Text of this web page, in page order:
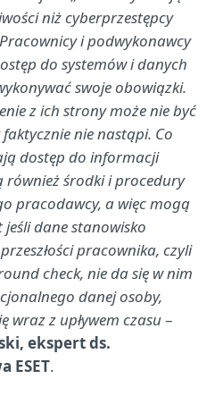
niż cyberprzestępcy
i podwykonawcy
do systemów i danych
swoje obowiązki.
z ich strony może nie być
nie nastąpi. Co
dostęp do informacji
również środki i procedury
pracodawcy, a więc mogą
jeśli dane stanowisko
pracownika, czyli
check, nie da się w nim
danej osoby,
wraz z upływem czasu–
ekspert ds.
ESET.